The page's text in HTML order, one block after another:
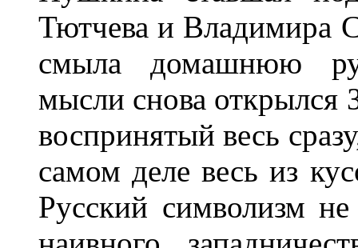
Тютчева и Владимира
смыла домашнюю
мысли снова открылся
воспринятый весь
самом деле весь из
Русский символизм